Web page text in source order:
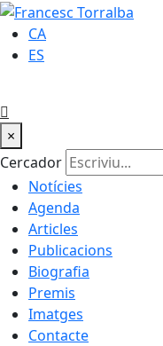
CA
ES
×
Cercador
Notícies
Agenda
Articles
Publicacions
Biografia
Premis
Imatges
Contacte